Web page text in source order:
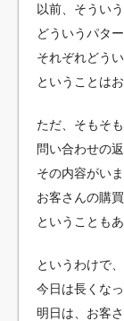
以前、そうい
どういうパタ
それぞれどう
ということは
ただ、そもそ
問い合わせの
その内容がい
お客さんの購
ということも
というわけで、
今日は長くな
明日は、お客